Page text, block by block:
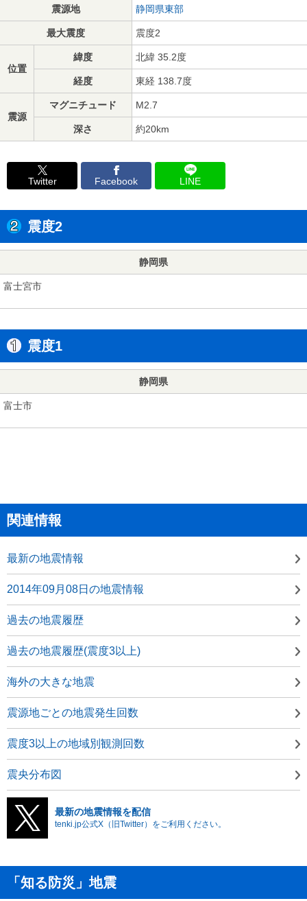
震源地 静岡県東部
最大震度 震度2
位置
緯度 北緯 35.2度
経度 東経 138.7度
震源
マグニチュード M2.7
深さ 約20km
Twitter Facebook LINE
震度2
静岡県
富士宮市
震度1
静岡県
富士市
関連情報
最新の地震情報
2014年09月08日の地震情報
過去の地震履歴
過去の地震履歴(震度3以上)
海外の大きな地震
震源地ごとの地震発生回数
震度3以上の地域別観測回数
震央分布図
最新の地震情報を配信
tenki.jp公式X（旧Twitter）をご利用ください。
「知る防災」地震